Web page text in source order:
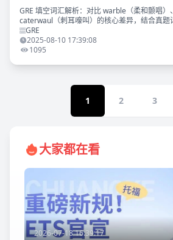
GRE 填空词汇解析：对比 warble（柔和颤唱
caterwaul（刺耳嚎叫）的核心差异，结合真题
辑。附《GRE 填空真题词汇考法精析》免费下载
GRE
2025-08-10 17:39:08
1095
1 2 3
大家都在看
2026-07-18 16:39:17